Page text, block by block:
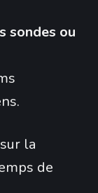
sondes ou
la
de